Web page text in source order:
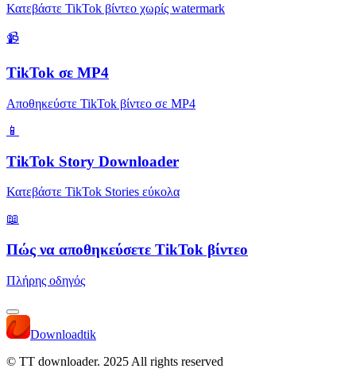
Κατεβάστε TikTok βίντεο χωρίς watermark
📹
TikTok σε MP4
Αποθηκεύστε TikTok βίντεο σε MP4
📱
TikTok Story Downloader
Κατεβάστε TikTok Stories εύκολα
📖
Πώς να αποθηκεύσετε TikTok βίντεο
Πλήρης οδηγός
Downloadtik
© TT downloader. 2025 All rights reserved